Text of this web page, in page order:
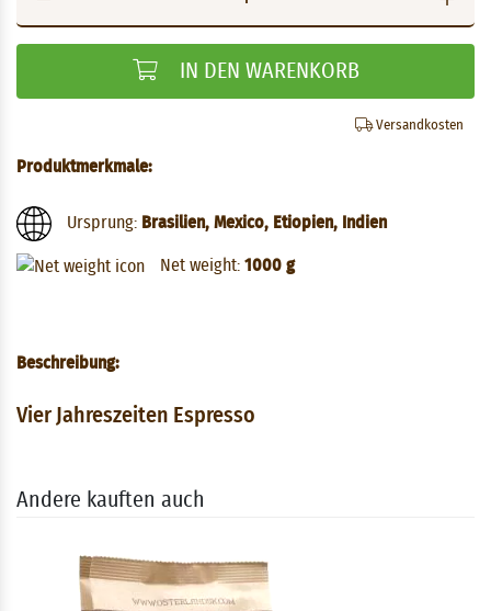
IN DEN WARENKORB
Versandkosten
Produktmerkmale:
Ursprung: Brasilien, Mexico, Etiopien, Indien
Net weight: 1000 g
Beschreibung:
Vier Jahreszeiten Espresso
Andere kauften auch